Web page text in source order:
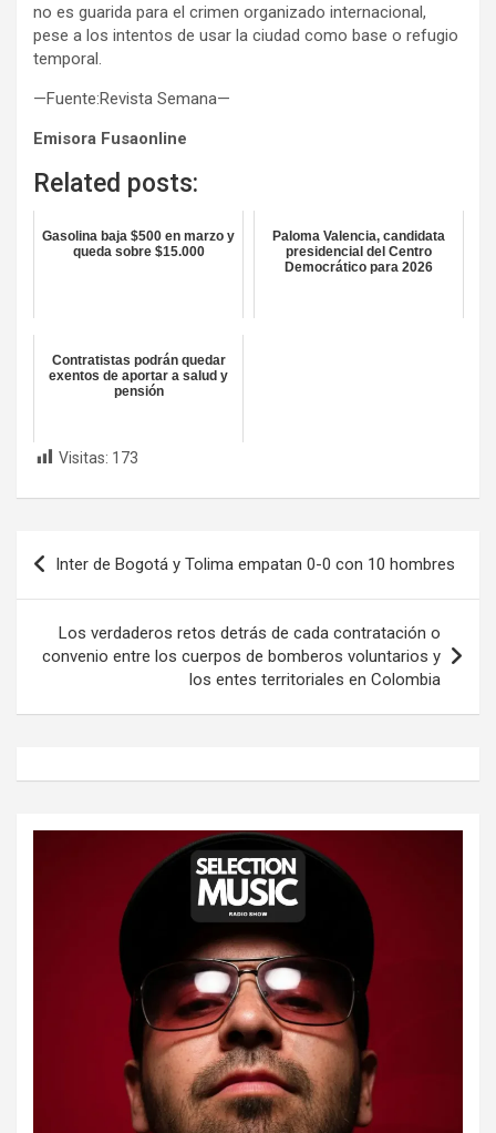
no es guarida para el crimen organizado internacional,
pese a los intentos de usar la ciudad como base o refugio
temporal.
—Fuente:Revista Semana—
Emisora Fusaonline
Related posts:
Gasolina baja $500 en marzo y
queda sobre $15.000
Paloma Valencia, candidata
presidencial del Centro
Democrático para 2026
Contratistas podrán quedar
exentos de aportar a salud y
pensión
Visitas: 173
Navegación
de
entradas
Inter de Bogotá y Tolima empatan 0-0 con 10 hombres
Los verdaderos retos detrás de cada contratación o
convenio entre los cuerpos de bomberos voluntarios y
los entes territoriales en Colombia